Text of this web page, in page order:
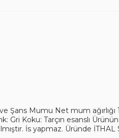
Şans Mumu Net mum ağırlığı
Gri Koku: Tarçın esanslı
İs yapmaz. Üründe İTHAL